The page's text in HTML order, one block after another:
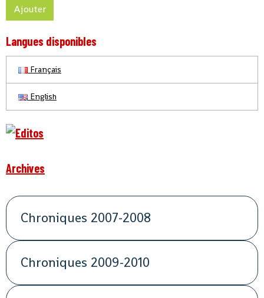
Ajouter
Langues disponibles
Français
English
Archives
Chroniques 2007-2008
Chroniques 2009-2010